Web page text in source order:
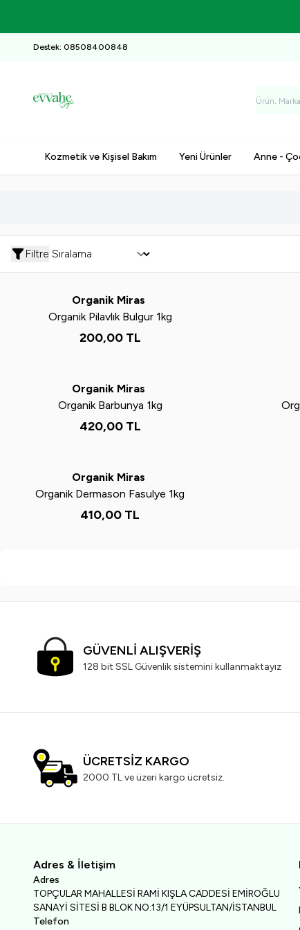
Destek: 08508400848
Kozmetik ve Kişisel Bakım Yeni Ürünler Anne -
Filtre
Organik Miras
Organik Pilavlık Bulgur 1kg
200,00TL
Organik Miras
Organik Barbunya 1kg
420,00TL
Organik Miras
Organik Dermason Fasulye 1kg
410,00 TL
GÜVENLİ ALIŞVERİŞ
128 bit SSL Güvenlik sistemini kullanmaktayız
ÜCRETSİZ KARGO
2000 TL ve üzeri kargo ücretsiz.
Adres & İletişim
Adres
TOPÇULAR MAHALLESİ RAMİ KIŞLA CADDESİ EMİROĞLU
SANAYİ SİTESİ B BLOK NO:13/1 EYÜPSULTAN/İSTANBUL
Telefon